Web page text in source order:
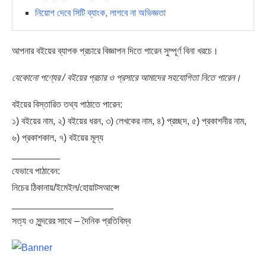
নিয়োগ দেবে সিটি ব্যাংক, লাগবে না অভিজ্ঞতা
আপনার বইয়ের ব্যাপক প্রচারে বিজ্ঞাপন দিতে পারেন সুম্পূর্ণ বিনা খরচে।
যেকোনো পণ্যের / বইয়ের প্রচার ও প্রসারে আমাদের সহযোগিতা নিতে পারেন।
বইয়ের বিস্তারিত তথ্য পাঠাতে পারেন:
১) বইয়ের নাম, ২) বইয়ের ধরন, ৩) লেখকের নাম, ৪) প্রচ্ছদ, ৫) প্রকাশনীর নাম,
৬) প্রকাশকাল, ৭) বইয়ের মূল্য
যেভাবে পাঠাবেন:
নিচের ঠিকানায়/ইমেইল/হোয়াটসআপ্সে
সত্য ও সুন্দরের সাথে – দৈনিক প্রতিবিম্ব